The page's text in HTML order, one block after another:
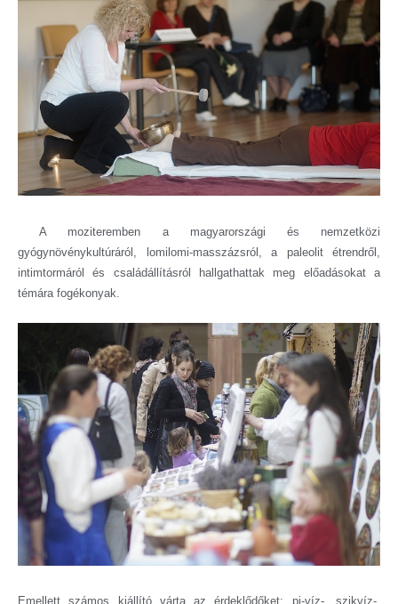
A moziteremben a magyarországi és nemzetközi
gyógynövénykultúráról, lomilomi-masszázsról, a paleolit étrendről,
intimtormáról és családállításról hallgathattak meg előadásokat a
témára fogékonyak.
Emellett számos kiállító várta az érdeklődőket: pi-víz-, szikvíz-,